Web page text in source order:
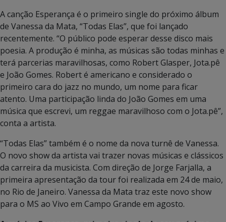
A canção Esperança é o primeiro single do próximo álbum
de Vanessa da Mata, “Todas Elas”, que foi lançado
recentemente. “O público pode esperar desse disco mais
poesia. A produção é minha, as músicas são todas minhas e
terá parcerias maravilhosas, como Robert Glasper, Jota.pê
e João Gomes. Robert é americano e considerado o
primeiro cara do jazz no mundo, um nome para ficar
atento. Uma participação linda do João Gomes em uma
música que escrevi, um reggae maravilhoso com o Jota.pê”,
conta a artista.
“Todas Elas” também é o nome da nova turnê de Vanessa.
O novo show da artista vai trazer novas músicas e clássicos
da carreira da musicista. Com direção de Jorge Farjalla, a
primeira apresentação da tour foi realizada em 24 de maio,
no Rio de Janeiro. Vanessa da Mata traz este novo show
para o MS ao Vivo em Campo Grande em agosto.